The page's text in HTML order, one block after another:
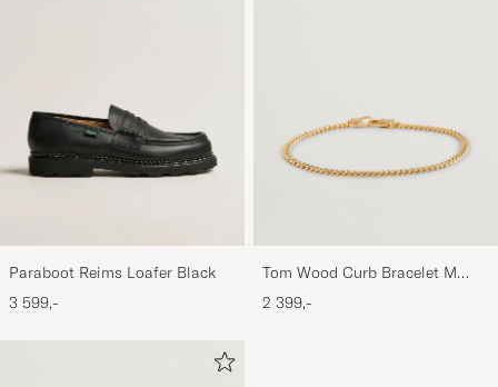
Paraboot Reims Loafer Black
3 599,-
Tom Wood Curb Bracelet M
Gold
2 399,-